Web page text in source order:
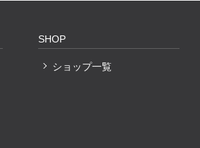
SHOP
ショップ一覧